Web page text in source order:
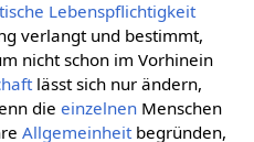
Lebenspflichtigkeit
verlangt und bestimmt,
nicht schon im Vorhinein
lässt sich nur ändern,
die einzelnenMenschen
Allgemeinheitbegründen,